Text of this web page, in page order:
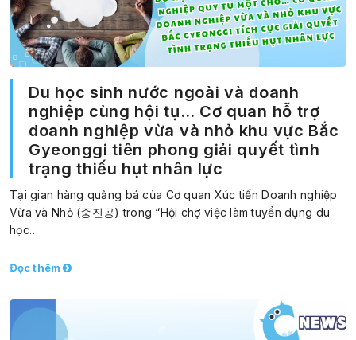
Du học sinh nước ngoài và doanh
nghiệp cùng hội tụ… Cơ quan hỗ trợ
doanh nghiệp vừa và nhỏ khu vực Bắc
Gyeonggi tiên phong giải quyết tình
trạng thiếu hụt nhân lực
Tại gian hàng quảng bá của Cơ quan Xúc tiến Doanh nghiệp
Vừa và Nhỏ (중진공) trong “Hội chợ việc làm tuyển dụng du
học…
Đọc thêm